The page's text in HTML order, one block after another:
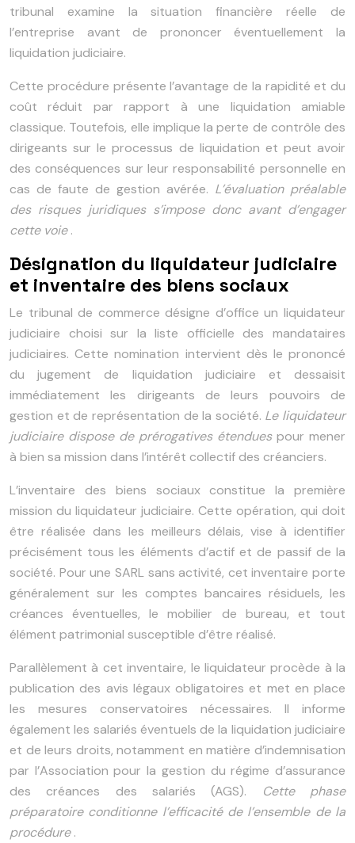
tribunal examine la situation financière réelle de
l’entreprise avant de prononcer éventuellement la
liquidation judiciaire.
Cette procédure présente l’avantage de la rapidité et du
coût réduit par rapport à une liquidation amiable
classique. Toutefois, elle implique la perte de contrôle des
dirigeants sur le processus de liquidation et peut avoir
des conséquences sur leur responsabilité personnelle en
cas de faute de gestion avérée. L’évaluation préalable
des risques juridiques s’impose donc avant d’engager
cette voie.
Désignation du liquidateur judiciaire
et inventaire des biens sociaux
Le tribunal de commerce désigne d’office un liquidateur
judiciaire choisi sur la liste officielle des mandataires
judiciaires. Cette nomination intervient dès le prononcé
du jugement de liquidation judiciaire et dessaisit
immédiatement les dirigeants de leurs pouvoirs de
gestion et de représentation de la société. Le liquidateur
judiciaire dispose de prérogatives étendues pour mener
à bien sa mission dans l’intérêt collectif des créanciers.
L’inventaire des biens sociaux constitue la première
mission du liquidateur judiciaire. Cette opération, qui doit
être réalisée dans les meilleurs délais, vise à identifier
précisément tous les éléments d’actif et de passif de la
société. Pour une SARL sans activité, cet inventaire porte
généralement sur les comptes bancaires résiduels, les
créances éventuelles, le mobilier de bureau, et tout
élément patrimonial susceptible d’être réalisé.
Parallèlement à cet inventaire, le liquidateur procède à la
publication des avis légaux obligatoires et met en place
les mesures conservatoires nécessaires. Il informe
également les salariés éventuels de la liquidation judiciaire
et de leurs droits, notamment en matière d’indemnisation
par l’Association pour la gestion du régime d’assurance
des créances des salariés (AGS).
Cette phase
préparatoire conditionne l’efficacité de l’ensemble de la
procédure.